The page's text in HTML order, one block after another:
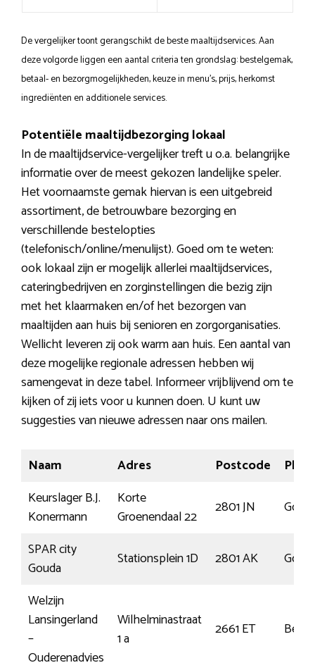
De vergelijker toont gerangschikt de beste maaltijdservices. Aan
deze volgorde liggen een aantal criteria ten grondslag: bestelgemak,
betaal- en bezorgmogelijkheden, keuze in menu’s, prijs, herkomst
ingrediënten en additionele services.
Potentiële maaltijdbezorging lokaal
In de maaltijdservice-vergelijker treft u o.a. belangrijke
informatie over de meest gekozen landelijke speler.
Het voornaamste gemak hiervan is een uitgebreid
assortiment, de betrouwbare bezorging en
verschillende bestelopties
(telefonisch/online/menulijst). Goed om te weten:
ook lokaal zijn er mogelijk allerlei maaltijdservices,
cateringbedrijven en zorginstellingen die bezig zijn
met het klaarmaken en/of het bezorgen van
maaltijden aan huis bij senioren en zorgorganisaties.
Wellicht leveren zij ook warm aan huis. Een aantal van
deze mogelijke regionale adressen hebben wij
samengevat in deze tabel. Informeer vrijblijvend om te
kijken of zij iets voor u kunnen doen. U kunt uw
suggesties van nieuwe adressen naar ons mailen.
Naam Adres Postcode
Keurslager B.J.
Konermann
Korte
Groenendaal 22
2801 JN
SPAR city
Gouda
Stationsplein 1D 2801 AK
Welzijn
Lansingerland
–
Ouderenadvies
Wilhelminastraat
1 a
2661 ET